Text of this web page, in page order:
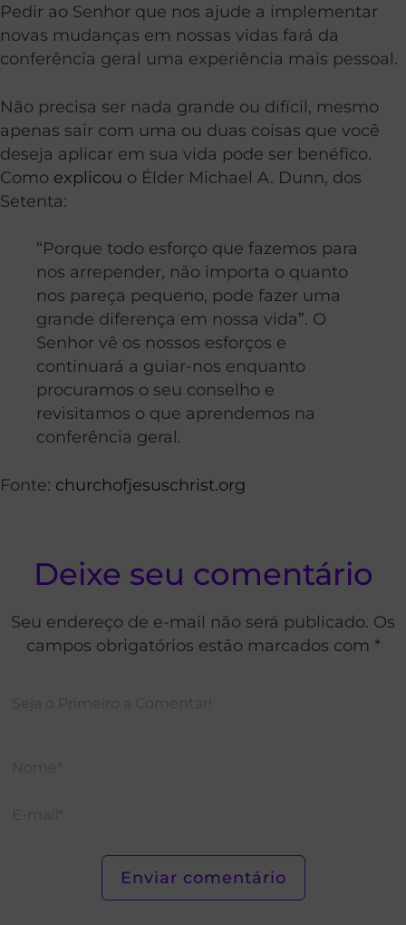
Pedir ao Senhor que nos ajude a implementar
novas mudanças em nossas vidas fará da
conferência geral uma experiência mais pessoal.
Não precisa ser nada grande ou difícil, mesmo
apenas sair com uma ou duas coisas que você
deseja aplicar em sua vida pode ser benéfico.
Como explicou o Élder Michael A. Dunn, dos
Setenta:
“Porque todo esforço que fazemos para
nos arrepender, não importa o quanto
nos pareça pequeno, pode fazer uma
grande diferença em nossa vida”. O
Senhor vê os nossos esforços e
continuará a guiar-nos enquanto
procuramos o seu conselho e
revisitamos o que aprendemos na
conferência geral.
Fonte: churchofjesuschrist.org
Deixe seu comentário
Seu endereço de e-mail não será publicado. Os
campos obrigatórios estão marcados com *